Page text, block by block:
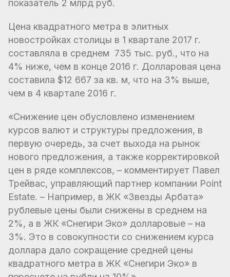
показатель 2 млрд руб.
Цена квадратного метра в элитных
новостройках столицы в 1 квартале 2017 г.
составляла в среднем 735 тыс. руб., что на
4% ниже, чем в конце 2016 г. Долларовая цена
составила $12 667 за кв. м, что на 3% выше,
чем в 4 квартале 2016 г.
«Снижение цен обусловлено изменением
курсов валют и структуры предложения, в
первую очередь, за счет выхода на рынок
нового предложения, а также корректировкой
цен в ряде комплексов, – комментирует Павел
Трейвас, управляющий партнер компании Point
Estate. – Например, в ЖК «Звезды Арбата»
рублевые цены были снижены в среднем на
2%, а в ЖК «Снегири Эко» долларовые – на
3%. Это в совокупности со снижением курса
доллара дало сокращение средней цены
квадратного метра в ЖК «Снегири Эко» в